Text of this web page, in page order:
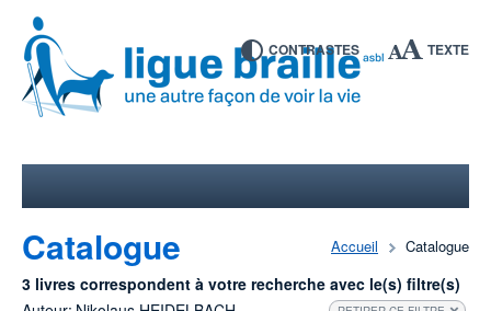
CONTRASTES TEXTE
Accueil Catalogue
Catalogue
3 livres correspondent à votre recherche avec le(s) filtre(s)